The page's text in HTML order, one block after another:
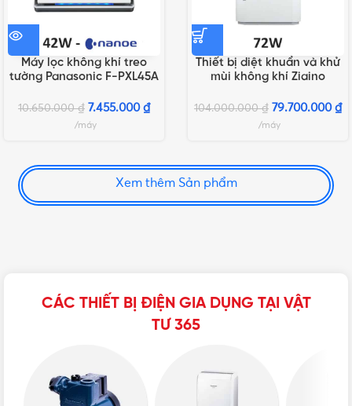
Máy lọc không khí treo
tường Panasonic F-PXL45A
10.650.000₫ 7.455.000 ₫
máy
Thiết bị diệt khuẩn và khử
mùi không khí Ziaino
104.000.000₫ 79.700.000 ₫
máy
Xem thêm Sản phẩm
CÁC THIẾT BỊ ĐIỆN GIA DỤNG TẠI VẬT
TƯ 365